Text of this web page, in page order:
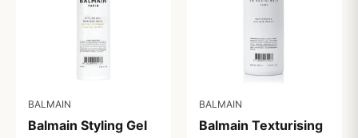
BALMAIN
Balmain Styling Gel
BALMAIN
Balmain Texturising